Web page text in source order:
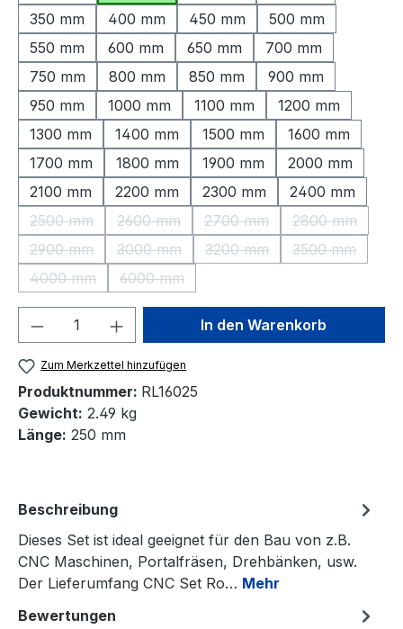
350 mm
400 mm 450 mm
500 mm
550 mm
600 mm 650 mm
700 mm
750 mm
800 mm 850 mm
900 mm
950 mm
1000 mm 1100 mm
1200 mm
1300 mm
1400 mm 1500 mm
1600 mm
1700 mm
1800 mm 1900 mm
2000 mm
2100 mm
2200 mm 2300 mm
2400 mm
2500 mm
(Diese Option ist zurzeit nicht verfügbar.)
2600 mm
(Diese Option ist zurzeit nicht verfügbar.)
2700 mm
(Diese Option ist zurzeit
2800 mm
(Diese
2900 mm
(Diese Option ist zurzeit nicht verfügbar.)
3000 mm
(Diese Option ist zurzeit nicht verfügbar.)
3200 mm
(Diese Option ist zurzeit
3500 mm
(Diese
4000 mm
(Diese Option ist zurzeit nicht verfügbar.)
6000 mm
(Diese Option ist zurzeit nicht verfügbar.)
Produkt Anzahl: Gib denIn den Warenkorb
Zum Merkzettel hinzufügen
Produktnummer: RL16025
Gewicht: 2.49 kg
Länge: 250 mm
Beschreibung
Dieses Set ist ideal geeignet für den Bau von z.B.
CNC Maschinen, Portalfräsen, Drehbänken, usw.
Der Lieferumfang CNC Set Ro… Mehr
Bewertungen